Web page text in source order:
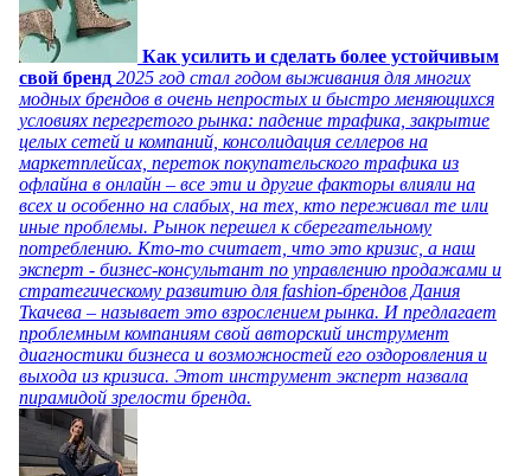
Как усилить и сделать более устойчивым
свой бренд 2025 год стал годом выживания для многих
модных брендов в очень непростых и быстро меняющихся
условиях перегретого рынка: падение трафика, закрытие
целых сетей и компаний, консолидация селлеров на
маркетплейсах, переток покупательского трафика из
офлайна в онлайн – все эти и другие факторы влияли на
всех и особенно на слабых, на тех, кто переживал те или
иные проблемы. Рынок перешел к сберегательному
потреблению. Кто-то считает, что это кризис, а наш
эксперт - бизнес-консультант по управлению продажами и
стратегическому развитию для fashion-брендов Дания
Ткачева – называет это взрослением рынка. И предлагает
проблемным компаниям свой авторский инструмент
диагностики бизнеса и возможностей его оздоровления и
выхода из кризиса. Этот инструмент эксперт назвала
пирамидой зрелости бренда.